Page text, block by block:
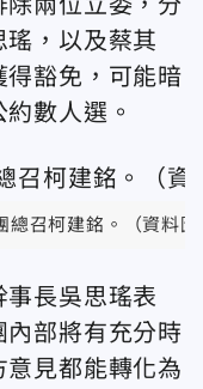
瑤，以及蔡其
得豁免，可能暗
數人選。
總召柯建銘。（資料
長吳思瑤表
內部將有充分時
意見都能轉化為